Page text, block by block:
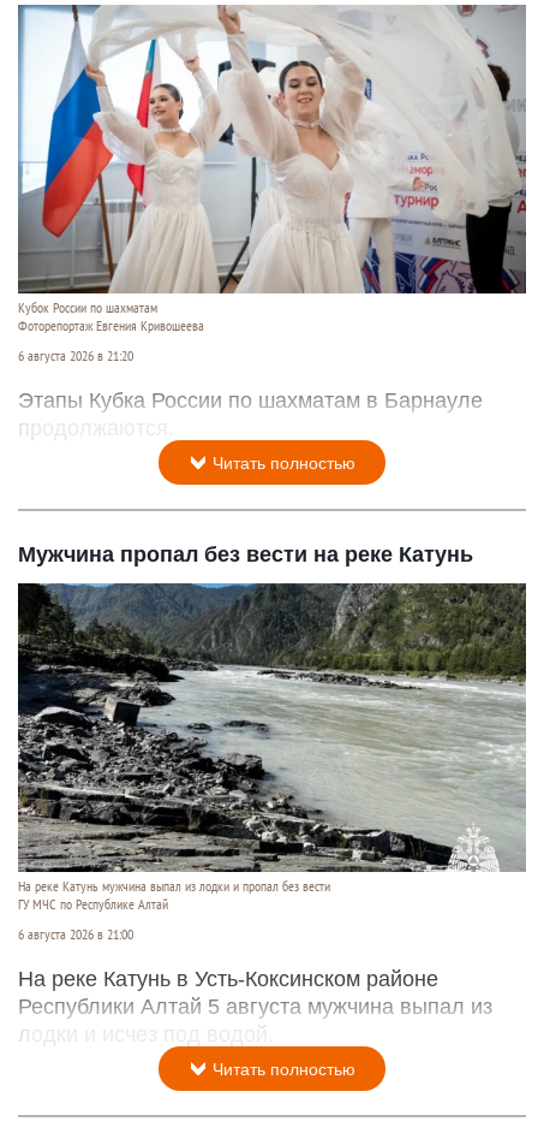
Кубок России по шахматам
Фоторепортаж Евгения Кривошеева
6 августа 2026 в 21:20
Этапы Кубка России по шахматам в Барнауле
продолжаются.
Читать полностью
Мужчина пропал без вести на реке Катунь
На реке Катунь мужчина выпал из лодки и пропал без вести
ГУ МЧС по Республике Алтай
6 августа 2026 в 21:00
На реке Катунь в Усть-Коксинском районе
Республики Алтай 5 августа мужчина выпал из
лодки и исчез под водой.
Читать полностью